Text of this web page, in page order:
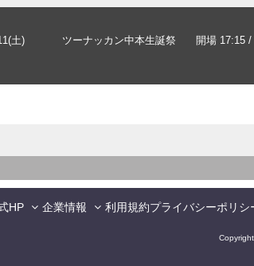
土) ツーナッカン中本生誕祭 開場 17:15
HP 企業情報 利用規約プライバシーポリシ